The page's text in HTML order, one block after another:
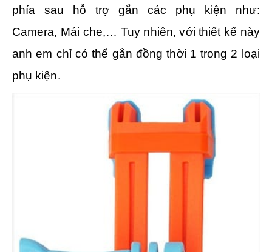
phía sau hỗ trợ gắn các phụ kiện như:
Camera, Mái che,… Tuy nhiên, với thiết kế này
anh em chỉ có thể gắn đồng thời 1 trong 2 loại
phụ kiện.